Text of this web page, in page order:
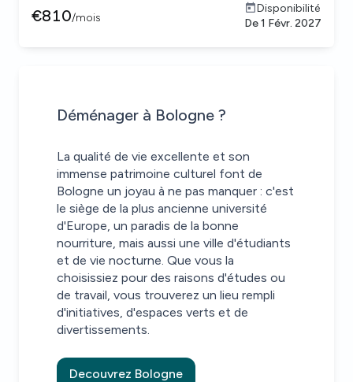
€810/mois
Disponibilité
De1 Févr. 2027
Déménager à Bologne ?
La qualité de vie excellente et son
immense patrimoine culturel font de
Bologne un joyau à ne pas manquer : c'est
le siège de la plus ancienne université
d'Europe, un paradis de la bonne
nourriture, mais aussi une ville d'étudiants
et de vie nocturne. Que vous la
choisissiez pour des raisons d'études ou
de travail, vous trouverez un lieu rempli
d'initiatives, d'espaces verts et de
divertissements.
Decouvrez Bologne